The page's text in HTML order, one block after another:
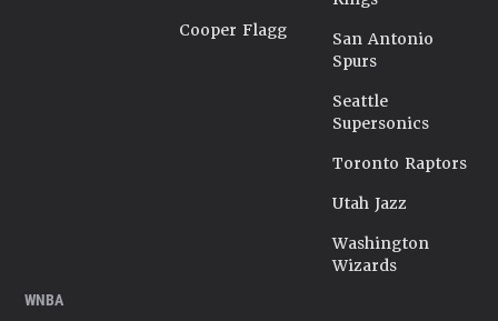
Cooper Flagg
San Antonio
Spurs
Seattle
Supersonics
Toronto Raptors
Utah Jazz
Washington
Wizards
WNBA